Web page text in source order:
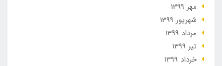
مهر 1399
شهریور 1399
مرداد 1399
تير 1399
خرداد 1399